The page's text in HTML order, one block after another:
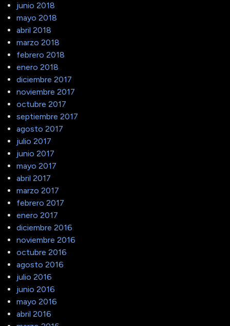
junio 2018
mayo 2018
abril 2018
marzo 2018
febrero 2018
enero 2018
diciembre 2017
noviembre 2017
octubre 2017
septiembre 2017
agosto 2017
julio 2017
junio 2017
mayo 2017
abril 2017
marzo 2017
febrero 2017
enero 2017
diciembre 2016
noviembre 2016
octubre 2016
agosto 2016
julio 2016
junio 2016
mayo 2016
abril 2016